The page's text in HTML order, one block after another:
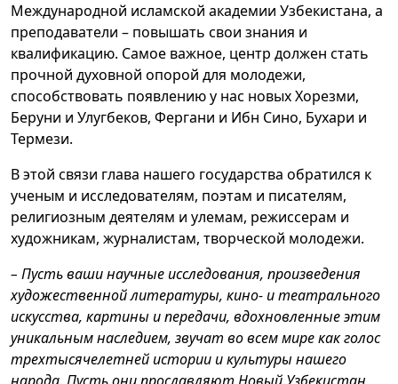
Международной исламской академии Узбекистана, а
преподаватели – повышать свои знания и
квалификацию. Самое важное, центр должен стать
прочной духовной опорой для молодежи,
способствовать появлению у нас новых Хорезми,
Беруни и Улугбеков, Фергани и Ибн Сино, Бухари и
Термези.
В этой связи глава нашего государства обратился к
ученым и исследователям, поэтам и писателям,
религиозным деятелям и улемам, режиссерам и
художникам, журналистам, творческой молодежи.
– Пусть ваши научные исследования, произведения
художественной литературы, кино- и театрального
искусства, картины и передачи, вдохновленные этим
уникальным наследием, звучат во всем мире как голос
трехтысячелетней истории и культуры нашего